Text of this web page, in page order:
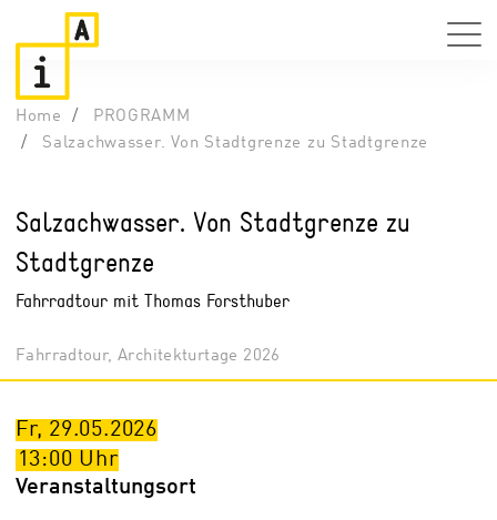
Home
PROGRAMM
Salzachwasser. Von Stadtgrenze zu Stadtgrenze
Salzachwasser. Von Stadtgrenze zu
Stadtgrenze
Fahrradtour mit Thomas Forsthuber
Fahrradtour, Architekturtage 2026
Fr, 29.05.2026
13:00 Uhr
Veranstaltungsort